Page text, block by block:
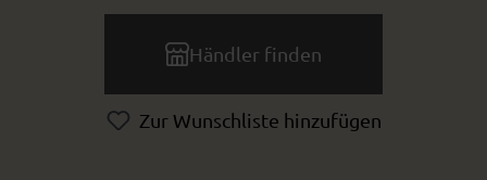
Händler finden
Zur Wunschliste hinzufügen